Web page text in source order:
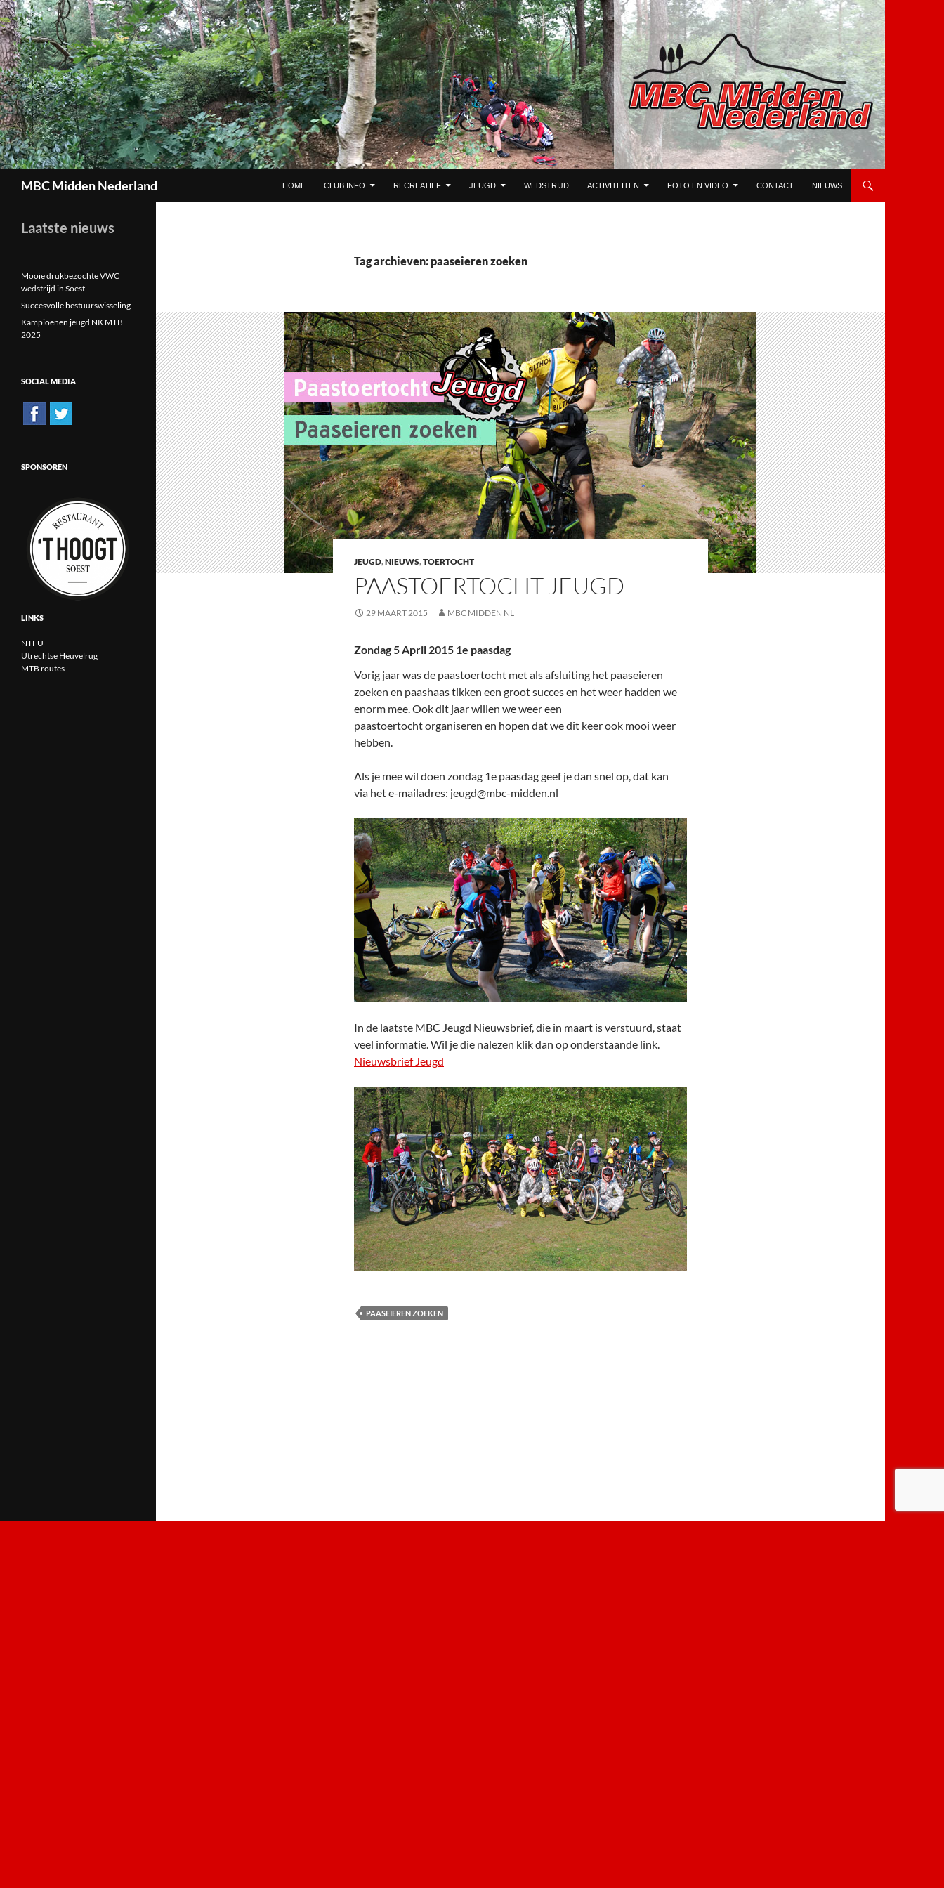
MBC Midden Nederland HOME CLUB INFO RECREATIEF JEUGD WEDSTRIJD ACTIVITEITEN FOTO EN VIDEO CONTACT NIEUWS
Tag archieven: paaseieren zoeken
JEUGD,NIEUWS,TOERTOCHT
PAASTOERTOCHT JEUGD
29 MAART 2015 MBC MIDDEN NL
Zondag 5 April 2015 1e paasdag
Vorig jaar was de paastoertocht met als afsluiting het paaseieren
zoeken en paashaas tikken een groot succes en het weer hadden we
enorm mee. Ook dit jaar willen we weer een
paastoertocht organiseren en hopen dat we dit keer ook mooi weer
hebben.
Als je mee wil doen zondag 1e paasdag geef je dan snel op, dat kan
via het e-mailadres: jeugd@mbc-midden.nl
In de laatste MBC Jeugd Nieuwsbrief, die in maart is verstuurd, staat
veel informatie. Wil je die nalezen klik dan op onderstaande link.
Nieuwsbrief Jeugd
PAASEIEREN ZOEKEN
Laatste nieuws
Mooie drukbezochte VWC
wedstrijd in Soest
Succesvolle bestuurswisseling
Kampioenen jeugd NK MTB
2025
SOCIAL MEDIA
SPONSOREN
LINKS
NTFU
Utrechtse Heuvelrug
MTB routes